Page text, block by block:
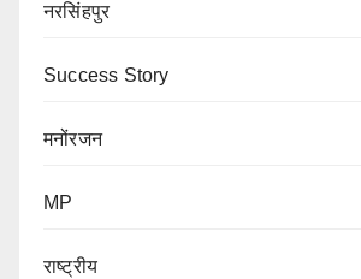
नरसिंहपुर
Success Story
मनोंरजन
MP
राष्ट्रीय